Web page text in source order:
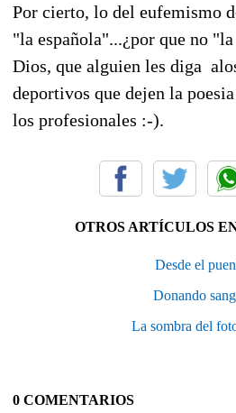
Por cierto, lo del eufemismo
"la española"...¿por que no
Dios, que alguien les diga
deportivos que dejen la
los profesionales :-).
OTROS ARTÍCULOS
Desde el
Donando
La sombra del
0 COMENTARIOS